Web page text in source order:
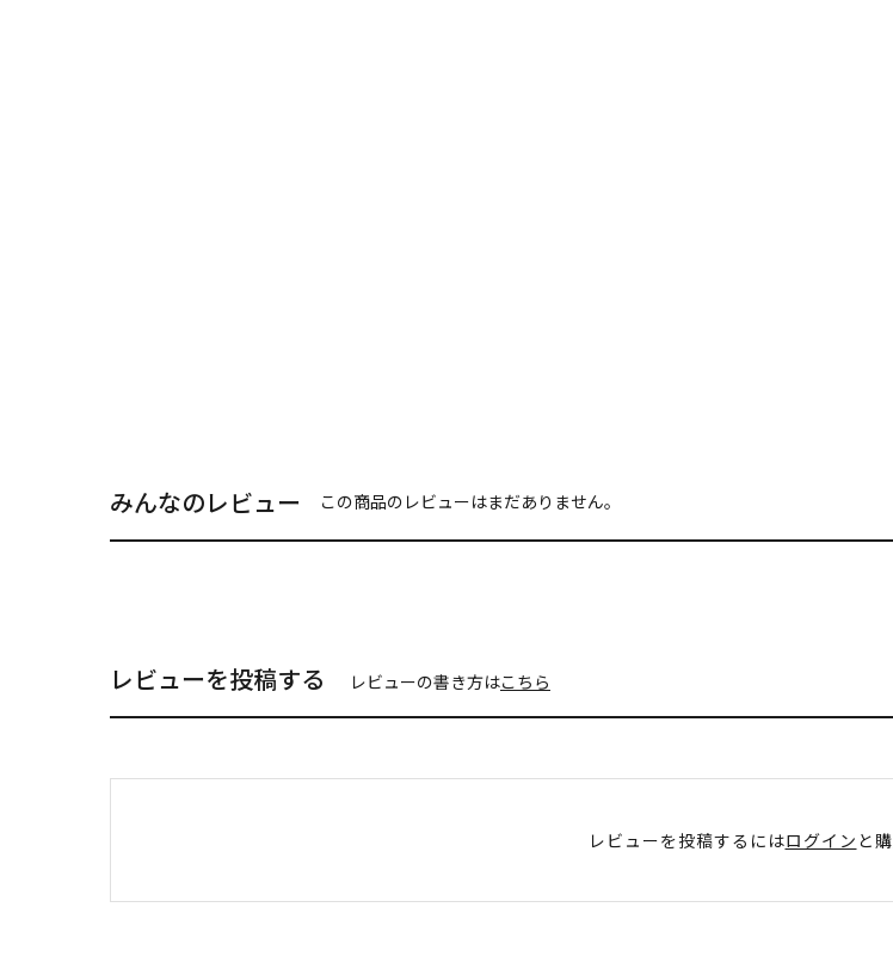
みんなのレビュー この商品のレビューはまだありません。
レビューを投稿する レビューの書き方はこちら
レビューを投稿するにはログイン と